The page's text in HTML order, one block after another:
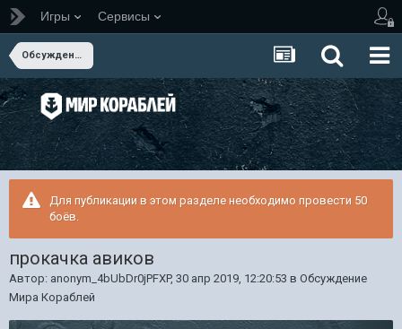
Игры Сервисы
Обсуждение Мира Кораблей
Для публикации в этом разделе необходимо провести 50
боёв.
прокачка авиков
Автор: anonym_4bUbDr0jPFXP, 30 апр 2019, 12:20:53 в Обсуждение
Мира Кораблей